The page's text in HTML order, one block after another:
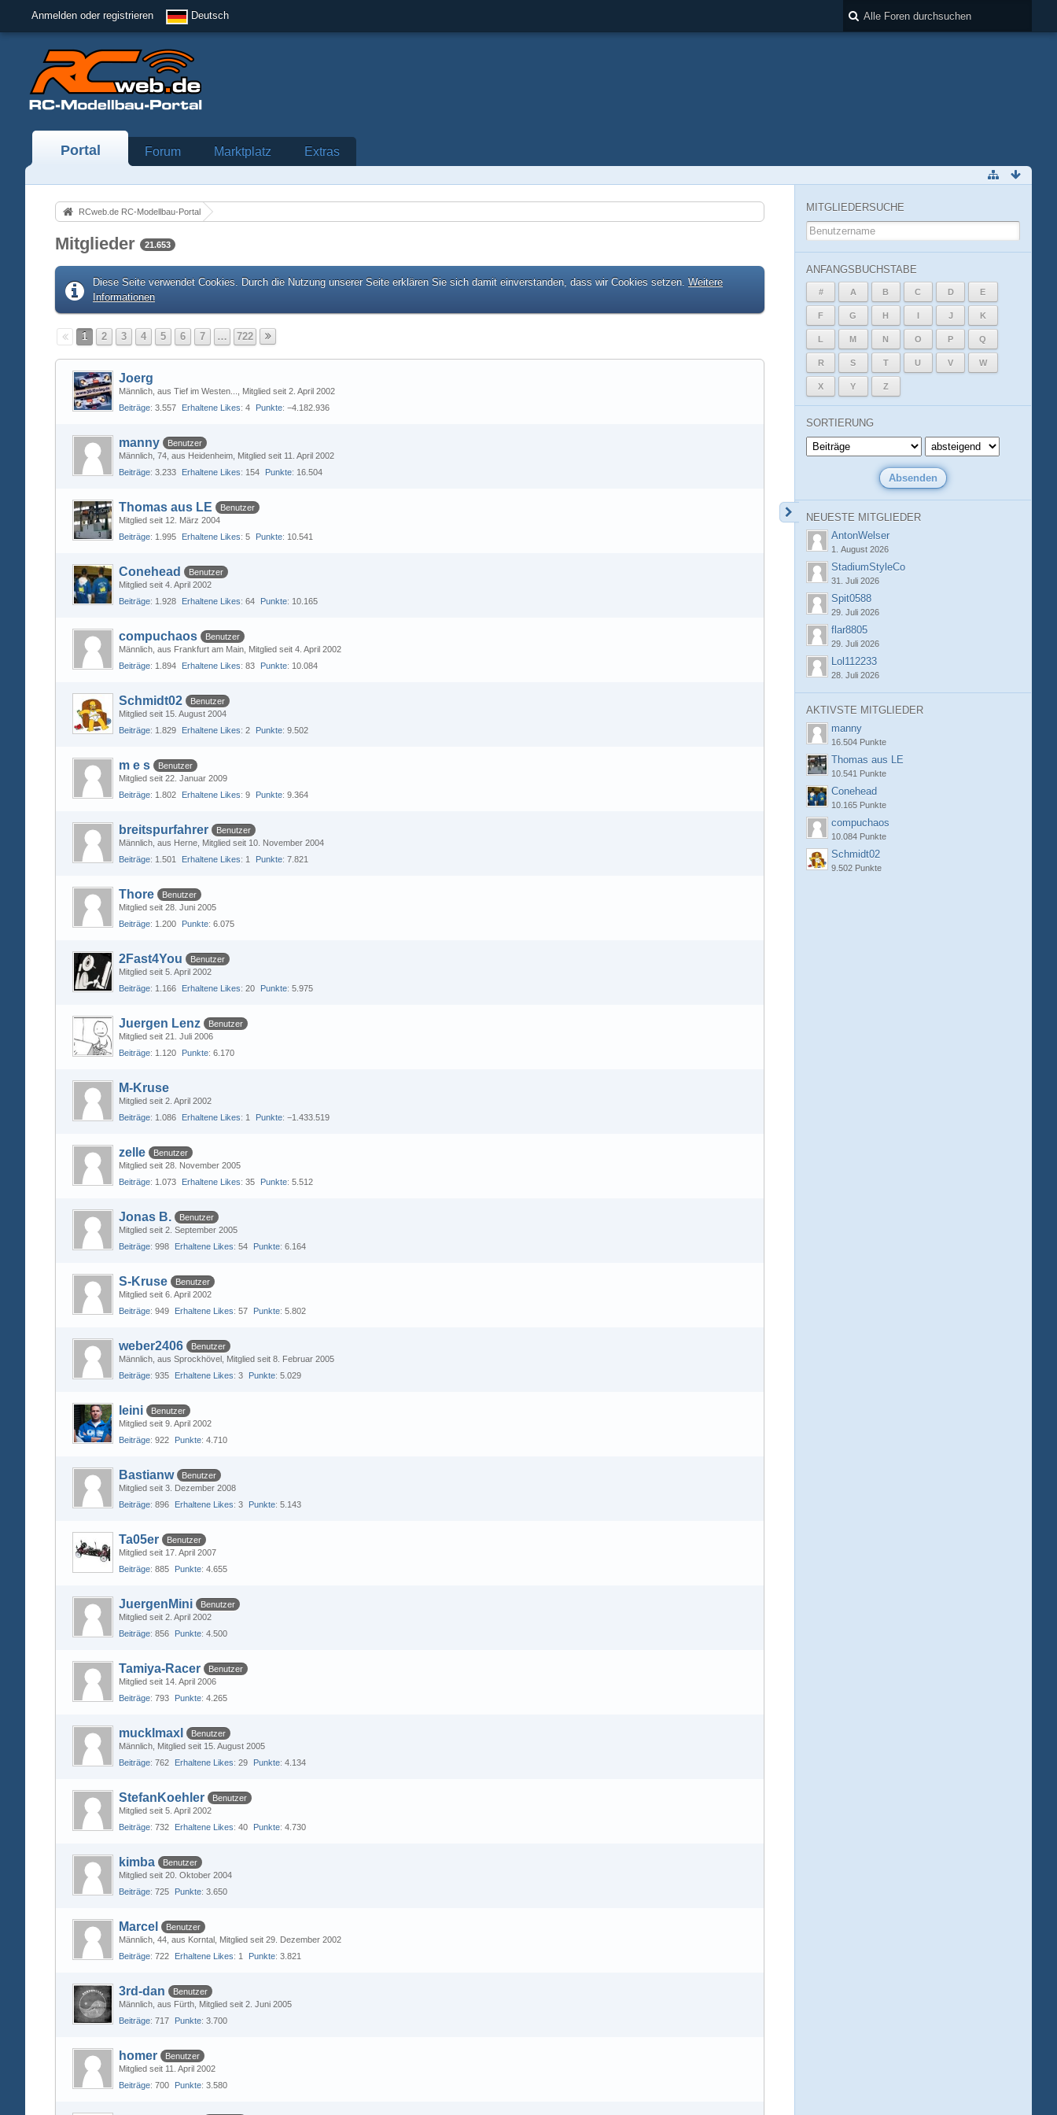
Anmelden oder registrieren Deutsch
Portal Forum Marktplatz Extras
RCweb.de RC-Modellbau-Portal
Mitglieder 21.653
Diese Seite verwendet Cookies. Durch die Nutzung unserer Seite erklären Sie sich damit einverstanden, dass wir Cookies setzen. Weitere
Informationen
1 2 3 4 5 6 7 … 722
Joerg
Männlich aus Tief im Westen...
Mitglied seit 2. April 2002
Beiträge 3.557 Erhaltene Likes 4 Punkte −4.182.936
manny
Benutzer
Männlich 74 aus Heidenheim Mitglied seit 11. April 2002
Beiträge 3.233 Erhaltene Likes 154 Punkte 16.504
Thomas aus LE
Benutzer
Mitglied seit 12. März 2004
Beiträge 1.995 Erhaltene Likes 5 Punkte 10.541
Conehead
Benutzer
Mitglied seit 4. April 2002
Beiträge 1.928 Erhaltene Likes 64 Punkte 10.165
compuchaos
Benutzer
Männlich aus Frankfurt am Main Mitglied seit 4. April 2002
Beiträge 1.894 Erhaltene Likes 83 Punkte 10.084
Schmidt02
Benutzer
Mitglied seit 15. August 2004
Beiträge 1.829 Erhaltene Likes 2 Punkte 9.502
m e s
Benutzer
Mitglied seit 22. Januar 2009
Beiträge 1.802 Erhaltene Likes 9 Punkte 9.364
breitspurfahrer
Benutzer
Männlich aus Herne Mitglied seit 10. November 2004
Beiträge 1.501 Erhaltene Likes 1 Punkte 7.821
Thore
Benutzer
Mitglied seit 28. Juni 2005
Beiträge 1.200 Punkte 6.075
2Fast4You
Benutzer
Mitglied seit 5. April 2002
Beiträge 1.166 Erhaltene Likes 20 Punkte 5.975
Juergen Lenz
Benutzer
Mitglied seit 21. Juli 2006
Beiträge 1.120 Punkte 6.170
M-Kruse
Mitglied seit 2. April 2002
Beiträge 1.086 Erhaltene Likes 1 Punkte −1.433.519
zelle
Benutzer
Mitglied seit 28. November 2005
Beiträge 1.073 Erhaltene Likes 35 Punkte 5.512
Jonas B.
Benutzer
Mitglied seit 2. September 2005
Beiträge 998 Erhaltene Likes 54 Punkte 6.164
S-Kruse
Benutzer
Mitglied seit 6. April 2002
Beiträge 949 Erhaltene Likes 57 Punkte 5.802
weber2406
Benutzer
Männlich aus Sprockhövel Mitglied seit 8. Februar 2005
Beiträge 935 Erhaltene Likes 3 Punkte 5.029
leini
Benutzer
Mitglied seit 9. April 2002
Beiträge 922 Punkte 4.710
Bastianw
Benutzer
Mitglied seit 3. Dezember 2008
Beiträge 896 Erhaltene Likes 3 Punkte 5.143
Ta05er
Benutzer
Mitglied seit 17. April 2007
Beiträge 885 Punkte 4.655
JuergenMini
Benutzer
Mitglied seit 2. April 2002
Beiträge 856 Punkte 4.500
Tamiya-Racer
Benutzer
Mitglied seit 14. April 2006
Beiträge 793 Punkte 4.265
mucklmaxl
Benutzer
Männlich Mitglied seit 15. August 2005
Beiträge 762 Erhaltene Likes 29 Punkte 4.134
StefanKoehler
Benutzer
Mitglied seit 5. April 2002
Beiträge 732 Erhaltene Likes 40 Punkte 4.730
kimba
Benutzer
Mitglied seit 20. Oktober 2004
Beiträge 725 Punkte 3.650
Marcel
Benutzer
Männlich 44 aus Korntal Mitglied seit 29. Dezember 2002
Beiträge 722 Erhaltene Likes 1 Punkte 3.821
3rd-dan
Benutzer
Männlich aus Fürth Mitglied seit 2. Juni 2005
Beiträge 717 Punkte 3.700
homer
Benutzer
Mitglied seit 11. April 2002
Beiträge 700 Punkte 3.580
MITGLIEDERSUCHE
ANFANGSBUCHSTABE
# A B C D E
F G H I J K
L M N O P Q
R S T U V W
X Y Z
SORTIERUNG
NEUESTE MITGLIEDER
AntonWelser
1. August 2026
StadiumStyleCo
31. Juli 2026
Spit0588
29. Juli 2026
flar8805
29. Juli 2026
Lol112233
28. Juli 2026
AKTIVSTE MITGLIEDER
manny
16.504 Punkte
Thomas aus LE
10.541 Punkte
Conehead
10.165 Punkte
compuchaos
10.084 Punkte
Schmidt02
9.502 Punkte